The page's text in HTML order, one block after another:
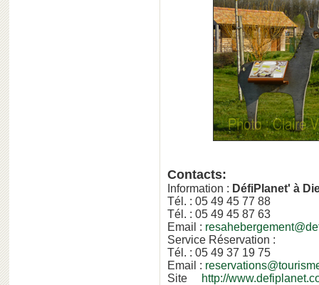
Contacts:
Information : DéfiPlanet' à
Tél. : 05 49 45 77 88
Tél. : 05 49 45 87 63
Email :
Service Réservation :
Tél. : 05 49 37 19 75
Email :
Site
http://